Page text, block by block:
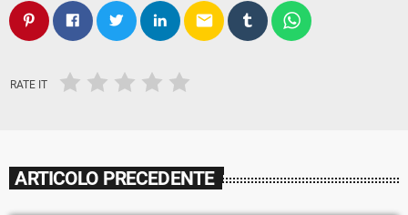
email
RATE IT
ARTICOLO PRECEDENTE